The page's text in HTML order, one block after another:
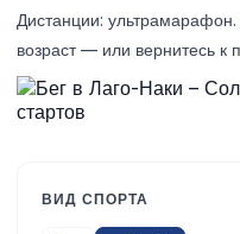
Дистанции:
возраст — или вернитесь к
ВИД СПОРТА